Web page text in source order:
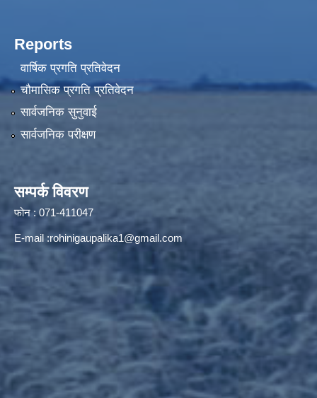
Reports
वार्षिक प्रगति प्रतिवेदन
चौमासिक प्रगति प्रतिवेदन
सार्वजनिक सुनुवाई
सार्वजनिक परीक्षण
सम्पर्क विवरण
फोन : 071-411047
E-mail :rohinigaupalika1@gmail.com